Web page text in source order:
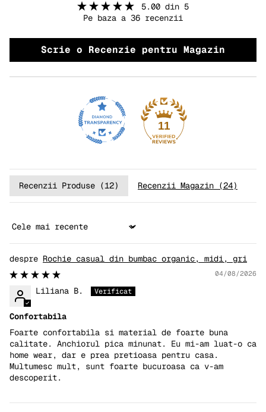
5.00 din 5
Pe baza a 36 recenzii
Scrie o Recenzie pentru Magazin
11
Recenzii Produse (12) Recenzii Magazin (24)
Sort by
Rochie casual din bumbac organic, midi, gri
04/08/2026
Liliana B.
Confortabila
Foarte confortabila si material de foarte buna
calitate. Anchiorul pica minunat. Eu mi-am luat-o ca
home wear, dar e prea pretioasa pentru casa.
Multumesc mult, sunt foarte bucuroasa ca v-am
descoperit.